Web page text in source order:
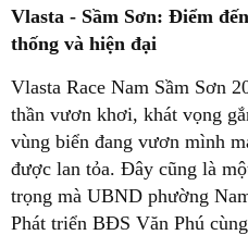
Vlasta - Sầm Sơn: Điểm
thống và hiện đại
Vlasta Race Nam Sầm Sơn
thần vươn khơi, khát vọng
vùng biển đang vươn mình
được lan tỏa. Đây cũng là
trọng mà UBND phường
Phát triển BĐS Văn Phú